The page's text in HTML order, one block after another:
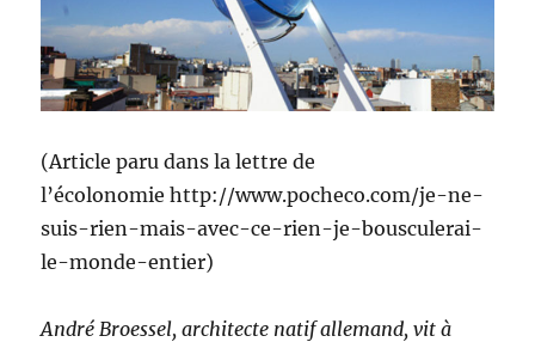
(Article paru dans la lettre de
l’écolonomie http://www.pocheco.com/je-ne-
suis-rien-mais-avec-ce-rien-je-bousculerai-
le-monde-entier)
André Broessel, architecte natif allemand, vit à